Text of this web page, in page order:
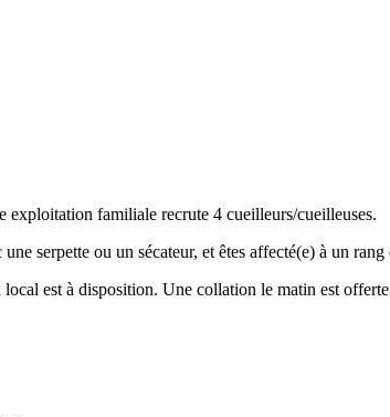
exploitation familiale recrute 4 cueilleurs/cueilleuses.
serpette ou un sécateur, et êtes affecté(e) à un rang
est à disposition. Une collation le matin est